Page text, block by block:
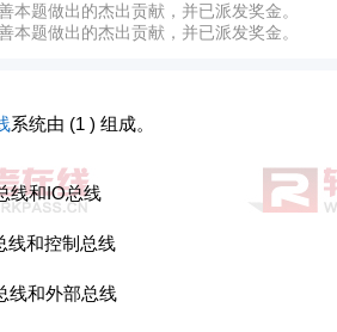
本题做出的杰出贡献，并已派发奖金。
本题做出的杰出贡献，并已派发奖金。
系统由 (1 ) 组成。
线和IO总线
线和控制总线
线和外部总线